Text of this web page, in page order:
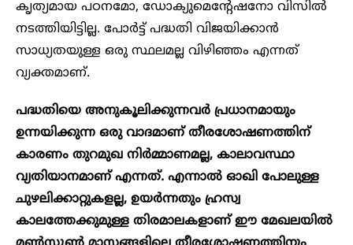
കൃത്യമായ പഠനമോ, ഡോക്യുമെന്റേഷനോ വിസിൽ
നടത്തിയിട്ടില്ല. പോർട്ട് പദ്ധതി വിജയിക്കാൻ
സാധ്യതയുള്ള ഒരു സ്ഥലമല്ല വിഴിഞ്ഞം എന്നത്
വ്യക്തമാണ്.
പദ്ധതിയെ അനുകൂലിക്കുന്നവർ പ്രധാനമായും
ഉന്നയിക്കുന്ന ഒരു വാദമാണ് തീരശോഷണത്തിന്
കാരണം തുറമുഖ നിർമ്മാണമല്ല, കാലാവസ്ഥാ
വ്യതിയാനമാണ് എന്നത്. എന്നാൽ ഓഖി പോലുള്ള
ചുഴലിക്കാറ്റുകളല്ല, ഉയർന്നതും ഹ്രസ്വ
കാലത്തേക്കുമുള്ള തിരമാലകളാണ് ഈ മേഖലയിൽ